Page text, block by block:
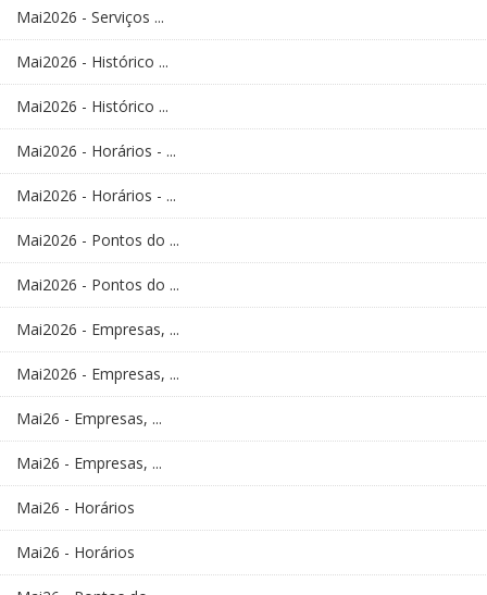
Mai2026 - Serviços ...
Mai2026 - Histórico ...
Mai2026 - Histórico ...
Mai2026 - Horários - ...
Mai2026 - Horários - ...
Mai2026 - Pontos do ...
Mai2026 - Pontos do ...
Mai2026 - Empresas, ...
Mai2026 - Empresas, ...
Mai26 - Empresas, ...
Mai26 - Empresas, ...
Mai26 - Horários
Mai26 - Horários